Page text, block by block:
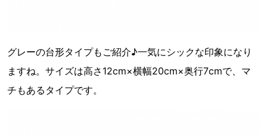
グレーの台形タイプもご紹介♪一気にシックな印象になり
ますね。サイズは高さ12cm×横幅20cm×奥行7cmで、マ
チもあるタイプです。